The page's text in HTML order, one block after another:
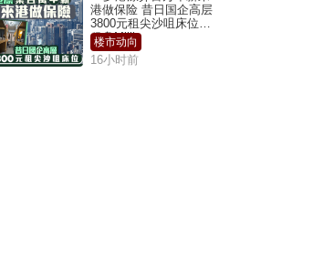
港做保险 昔日国企高层
3800元租尖沙咀床位｜
租盘Million
楼市动向
16小时前